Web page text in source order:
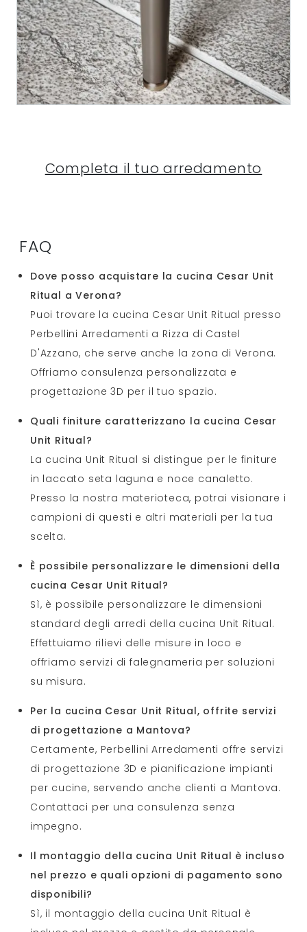
Completa il tuo arredamento
FAQ
Dove posso acquistare la cucina Cesar Unit
Ritual a Verona?
Puoi trovare la cucina Cesar Unit Ritual presso
Perbellini Arredamenti a Rizza di Castel
D'Azzano, che serve anche la zona di Verona.
Offriamo consulenza personalizzata e
progettazione 3D per il tuo spazio.
Quali finiture caratterizzano la cucina Cesar
Unit Ritual?
La cucina Unit Ritual si distingue per le finiture
in laccato seta laguna e noce canaletto.
Presso la nostra materioteca, potrai visionare i
campioni di questi e altri materiali per la tua
scelta.
È possibile personalizzare le dimensioni della
cucina Cesar Unit Ritual?
Sì, è possibile personalizzare le dimensioni
standard degli arredi della cucina Unit Ritual.
Effettuiamo rilievi delle misure in loco e
offriamo servizi di falegnameria per soluzioni
su misura.
Per la cucina Cesar Unit Ritual, offrite servizi
di progettazione a Mantova?
Certamente, Perbellini Arredamenti offre servizi
di progettazione 3D e pianificazione impianti
per cucine, servendo anche clienti a Mantova.
Contattaci per una consulenza senza
impegno.
Il montaggio della cucina Unit Ritual è incluso
nel prezzo e quali opzioni di pagamento sono
disponibili?
Sì, il montaggio della cucina Unit Ritual è